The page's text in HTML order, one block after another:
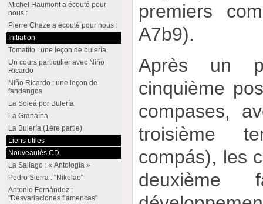
premiers
A7b9).
Après un
cinquième
compases,
troisième
compás), les
deuxième
Michel Haumont a écouté pour
nous :
Pierre Chaze a écouté pour nous :
Initiation
Tomatito : une leçon de bulería
Un cours particulier avec Niño
Ricardo
Niño Ricardo : une leçon de
fandangos
La Soleá por Bulería
La Granaína
La Bulería (1ère partie)
Liens utiles
Nouveautés CD
La Sallago : « Antología »
Pedro Sierra : "Nikelao"
Antonio Fernández :
"Desvariaciones flamencas"